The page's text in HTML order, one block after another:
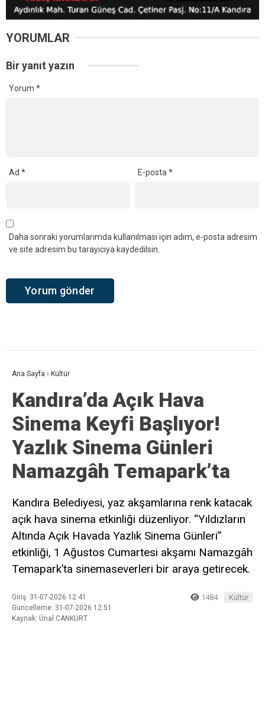
YORUMLAR
Bir yanıt yazın
Yorum *
Ad * E-posta*
Daha sonraki yorumlarımda kullanılması için adım, e-posta adresim
ve site adresim bu tarayıcıya kaydedilsin.
Ana Sayfa › Kültür
Kandıra’da Açık Hava
Sinema Keyfi Başlıyor!
Yazlık Sinema Günleri
Namazgâh Temapark’ta
Kandıra Belediyesi, yaz akşamlarına renk katacak
açık hava sinema etkinliği düzenliyor. “Yıldızların
Altında Açık Havada Yazlık Sinema Günleri”
etkinliği, 1 Ağustos Cumartesi akşamı Namazgâh
Temapark’ta sinemaseverleri bir araya getirecek.
Giriş: 31-07-2026 12:41
Güncelleme: 31-07-2026 12:51
Kaynak: Ünal CANKURT
1484 Kültür